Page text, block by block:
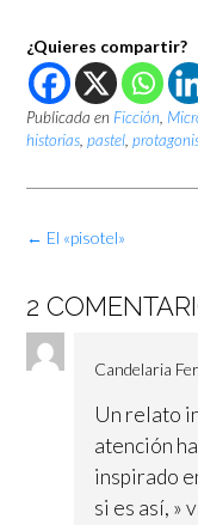
¿Quieres compartir?
Publicada en Ficción
historias pastel
Navegación
entradas
← El «pisotel»
2
Candelaria
Un relato
atención
inspirado
si es así, »